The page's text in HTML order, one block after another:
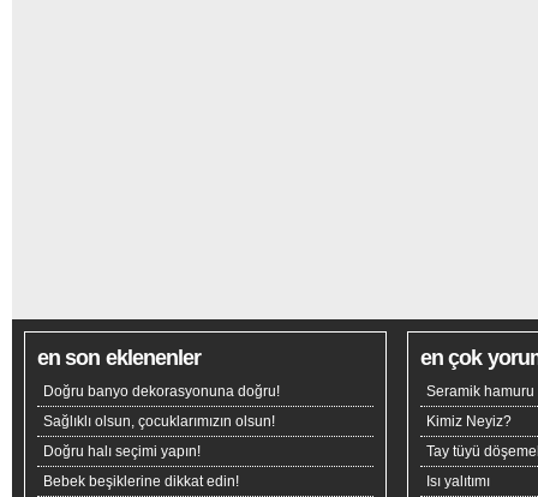
en son eklenenler
Doğru banyo dekorasyonuna doğru!
Sağlıklı olsun, çocuklarımızın olsun!
Doğru halı seçimi yapın!
Bebek beşiklerine dikkat edin!
en çok
Seramik hamuru
Kimiz Neyiz?
Tay tüyü
Isı yalıtımı